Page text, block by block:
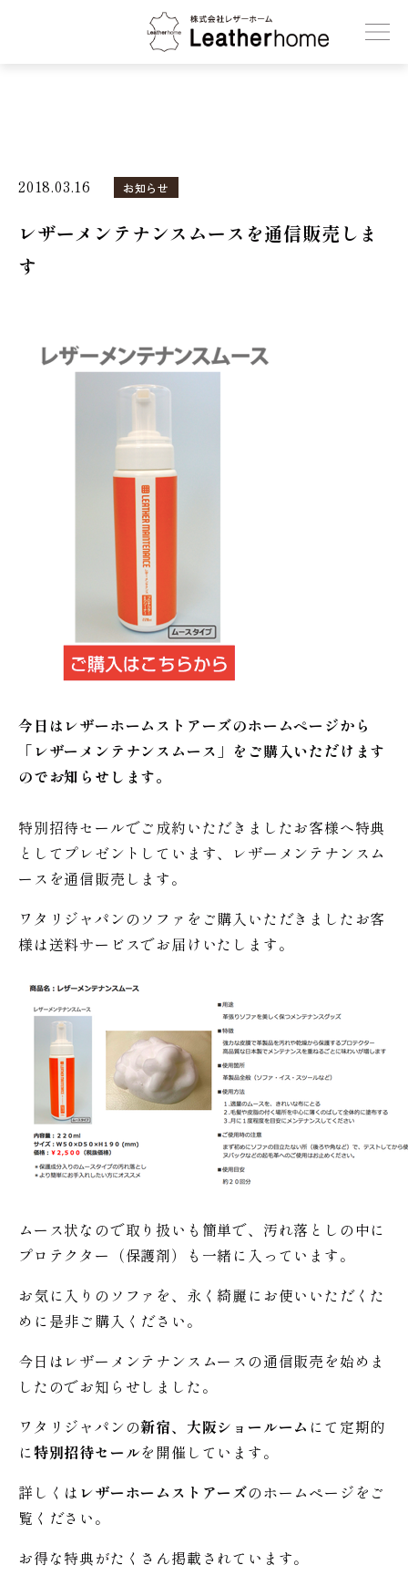
株式会社レザーホーム
2018.03.16 お知らせ
レザーメンテナンスムースを通信販売しま
す
今日はレザーホームストアーズのホームページから
「レザーメンテナンスムース」をご購入いただけます
のでお知らせします。
特別招待セールでご成約いただきましたお客様へ特典
としてプレゼントしています、レザーメンテナンスム
ースを通信販売します。
ワタリジャパンのソファをご購入いただきましたお客
様は送料サービスでお届けいたします。
ムース状なので取り扱いも簡単で、汚れ落としの中に
プロテクター（保護剤）も一緒に入っています。
お気に入りのソファを、永く綺麗にお使いいただくた
めに是非ご購入ください。
今日はレザーメンテナンスムースの通信販売を始めま
したのでお知らせしました。
ワタリジャパンの新宿、大阪ショールーム にて定期的
に特別招待セールを開催しています。
詳しくは レザーホームストアーズのホームページをご
覧ください。
お得な特典がたくさん掲載されています。